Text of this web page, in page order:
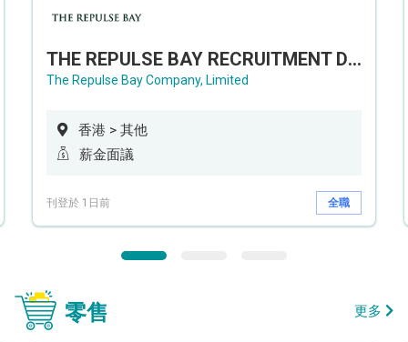
THE REPULSE BAY RECRUITMENT DAY 淺水灣影灣園人才招聘會
The Repulse Bay Company, Limited
香港 > 其他
薪金面議
刊登於 1日前 全職
零售 更多